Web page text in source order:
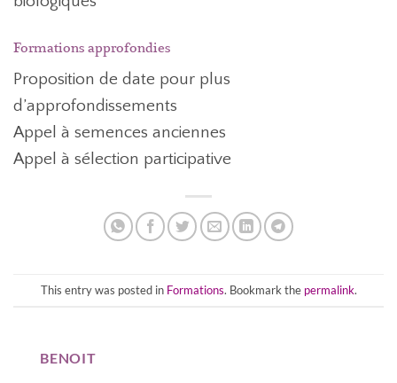
Formations approfondies
Proposition de date pour plus
d’approfondissements
Appel à semences anciennes
Appel à sélection participative
This entry was posted in Formations. Bookmark the permalink.
BENOIT